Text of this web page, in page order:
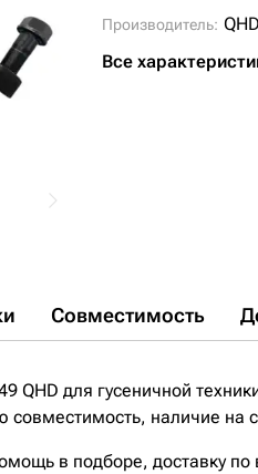
Производитель: QHD
Все
Совместимость
QHD для гусеничной
совместимость, наличие на
в подборе, доставку